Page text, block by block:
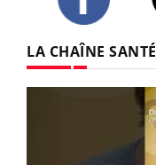
LA CHAÎNE SANTÉ